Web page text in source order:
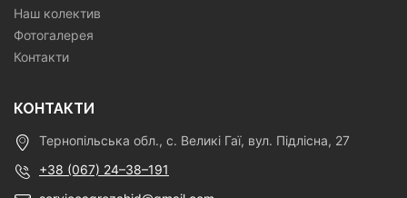
Наш колектив
Фотогалерея
Контакти
КОНТАКТИ
Тернопільська обл., с. Великі Гаї, вул. Підлісна, 27
+38 (067) 24–38–191